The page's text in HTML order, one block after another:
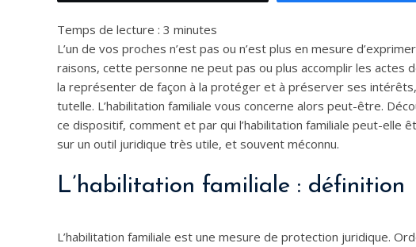
Temps de lecture : 3 minutes
L’un de vos proches n’est pas ou n’est plus en mesure
raisons, cette personne ne peut pas ou plus accomplir les actes
la représenter de façon à la protéger et à préserver ses
tutelle. L’habilitation familiale vous concerne alors peut-être.
ce dispositif, comment et par qui l’habilitation familiale peut-elle
sur un outil juridique très utile, et souvent méconnu.
L’habilitation familiale : définition
L’habilitation familiale est une mesure de protection juridique.